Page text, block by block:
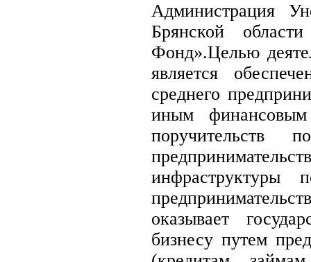
Администрация
Брянской
Фонд».Целью
является
среднего
иным
поручительств
инфраструктуры
оказывает
бизнесу путем